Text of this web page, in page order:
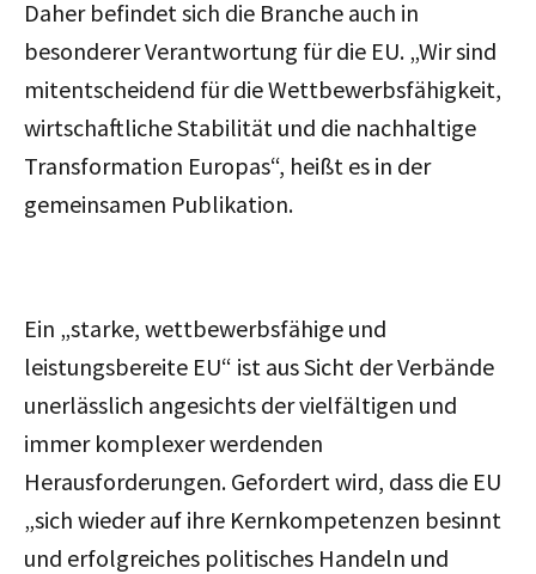
Daher befindet sich die Branche auch in
besonderer Verantwortung für die EU. „Wir sind
mitentscheidend für die Wettbewerbsfähigkeit,
wirtschaftliche Stabilität und die nachhaltige
Transformation Europas“, heißt es in der
gemeinsamen Publikation.
Ein „starke, wettbewerbsfähige und
leistungsbereite EU“ ist aus Sicht der Verbände
unerlässlich angesichts der vielfältigen und
immer komplexer werdenden
Herausforderungen. Gefordert wird, dass die EU
„sich wieder auf ihre Kernkompetenzen besinnt
und erfolgreiches politisches Handeln und